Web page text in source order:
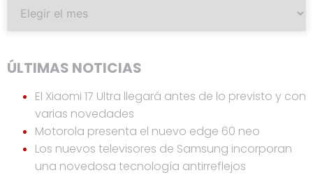
ÚLTIMAS NOTICIAS
El Xiaomi 17 Ultra llegará antes de lo previsto y con
varias novedades
Motorola presenta el nuevo edge 60 neo
Los nuevos televisores de Samsung incorporan
una novedosa tecnología antirreflejos